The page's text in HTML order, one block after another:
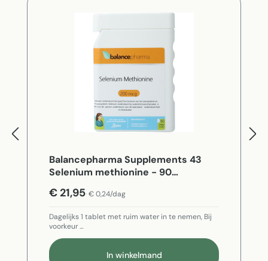
Balancepharma Supplements 43
Selenium methionine - 90
€ 21,95 € 0,24/dag
Dagelijks 1 tablet met ruim water in te nemen, Bij
voorkeur …
In winkelmand